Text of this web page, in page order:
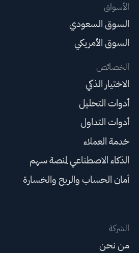
الأسواق
السوق السعودي
السوق الأمريكي
الخصائص
الاختيار الذكي
أدوات التحليل
أدوات التداول
خدمة العملاء
الذكاء الاصطناعي لمنصة سهم
أمان الحساب والربح والخسارة
الشركة
من نحن